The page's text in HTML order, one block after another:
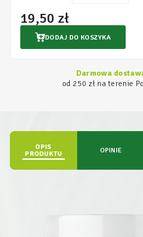
19,50 zł
DODAJ DO KOSZYKA
Darmowa
od 250 zł na terenie
OPIS
PRODUKTU
OPINIE